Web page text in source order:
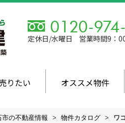
定休日/水曜日 営業時間9：
りたい オススメ物件
の不動産情報 > 物件カタログ > ワ